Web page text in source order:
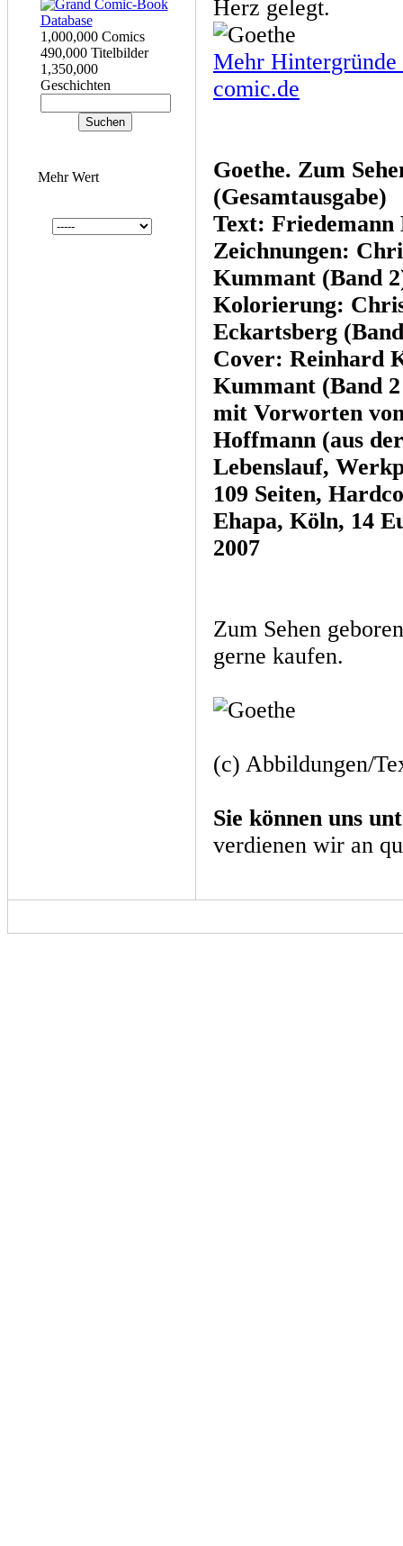
1,000,000 Comics
490,000 Titelbilder
1,350,000
Geschichten
Mehr Wert
Herz gelegt.
Mehr Hintergründe
comic.de
Goethe. Zum
(Gesamtausgabe)
Text:
Zeichnungen:
Kummant (Band
Kolorierung:
Eckartsberg
Cover: Reinhard
Kummant (Band 2
mit Vorworten
Hoffmann (aus
Lebenslauf,
109 Seiten,
Ehapa, Köln, 14
2007
Zum Sehen
gerne kaufen.
(c) Abbildungen/
Sie können uns
verdienen wir an